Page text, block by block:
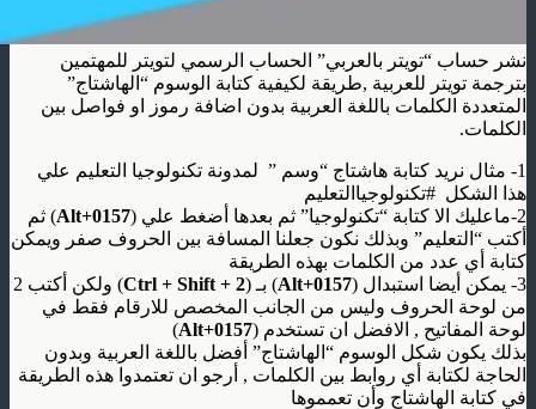
نشر حساب “تويتر بالعربي” الحساب الرسمي لتويتر للمهتمين
بترجمة تويتر للعربية ,طريقة لكيفية كتابة الوسوم “الهاشتاج”
المتعددة الكلمات باللغة العربية بدون اضافة رموز او فواصل بين
الكلمات.
1- مثال نريد كتابة هاشتاج “وسم ” لمدونة تكنولوجيا التعليم علي
هذا الشكل #تكنولوجياالتعليم
2-ماعليك الا كتابة “تكنولوجيا” ثم بعدها أضغط علي (
Alt+0157) ثم
أكتب “التعليم” وبذلك نكون جعلنا المسافة بين الحروف صفر ويمكن
كتابة أي عدد من الكلمات بهذه الطريقة
3- يمكن أيضا استبدال (
Alt+0157) بـ (Ctrl + Shift + 2
) ولكن أكتب 2
من لوحة الحروف وليس من الجانب المخصص للارقام فقط في
لوحة المفاتيح , الافضل ان تستخدم (Alt+0157
)
بذلك يكون شكل الوسوم “الهاشتاج” أفضل باللغة العربية وبدون
الحاجة لكتابة أي روابط بين الكلمات , أرجو ان تعتمدوا هذه الطريقة
في كتابة الهاشتاج وأن تعمموها